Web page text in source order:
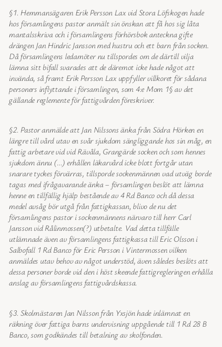
§1. Hemmansägaren Erik Persson Lax vid Stora Löfskogen hade
hos församlingens pastor anmält sin önskan att få hos sig låta
mantalsskriva och i församlingens förhörsbok anteckna gifte
drängen Jan Hindric Jansson med hustru och ett barn från socken.
Då församlingens ledamöter nu tillspordes om de därtill vilja
lämna sitt bifall svarades att de däremot icke hade något att
invända, så framt Erik Persson Lax uppfyller villkoret för sådana
personers inflyttande i församlingen, som 4:e Mom 1§ av det
gällande reglemente för fattigvården föreskriver.
§2. Pastor anmälde att Jan Nilssons änka från Södra Hörken en
längre till vård utav en svår sjukdom sängliggande hos sin måg, en
fattig arbetare vid vid Rävåla, Grangärde socken och som hennes
sjukdom ännu (…) erhållen läkarvård icke blott fortgår utan
snarare tyckes förvärras, tillsporde sockenmännen vad utväg borde
tagas med ifrågavarande änka – församlingen beslöt att lämna
henne en tillfällig hjälp bestående av 4 Rd Banco och då dessa
medel avsåg bör utgå från fattigkassan, blivo de nu det
församlingens pastor i sockenmännens närvaro till herr Carl
Jansson vid Rålinmossen(?) utbetalte. Vad detta tillfälle
utlämnade även av församlingens fattigkassa till Eric Olsson i
Salbofall 1 Rd Banco för Eric Persson i Vintermossen vilken
anmäldes utav behov av något understöd, även således beslöts att
dessa personer borde vid den i höst skeende fattigregleringen erhålla
anslag av församlingens fattigvårdskassa.
§3. Skolmästaren Jan Nilsson från Yxsjön hade inlämnat en
räkning över fattiga barns undervisning uppgående till 1 Rd 28 B
Banco, som godkändes till betalning av skolfonden.